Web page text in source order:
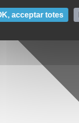
acceptar totes